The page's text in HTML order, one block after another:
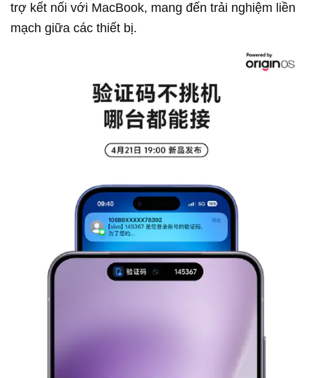
trợ kết nối với MacBook, mang đến trải nghiệm liền
mạch giữa các thiết bị.